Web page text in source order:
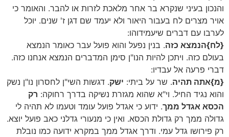
והנכון בעיני שנקרא בר אחר מלאכת לזרות או להבר. והאומר כי
אויר מצרים לח בעבור היאור ולא יעמד שם דגן ז' שנים. יוכל
לערבו עם דברים שיעמידוהו:
{לח}הנמצא כזה. בנין נפעל והוא פועל עבר כאומר הנמצא
בעולם כזה. ויתכן להיות הנו"ן סימן המדברים הנמצא אנחנו כזה.
דברי פרעה אל עבדיו:
{מ}אתה תהיה. שר על ביתי: ישק. דגשות השי"ן לחסרון נו"ן נשק
והוא נגיד החיל. וי"א שהוא מגזרת נשיקה בדרך רחוקה: רק
הכסא אגדל ממך. ידוע כי אגדל פועל עומד וטעמו לא תהיה לי
גדולה ממך רק גדולת הכסא. ואין כי מנעורי גדלני כאב פועל יוצא.
רק פירושו גדל עמי. ודרך אגדל ממך במקרא ידועה כמו נובלת